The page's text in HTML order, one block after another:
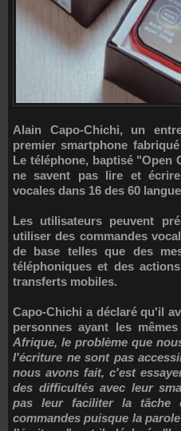
Alain Capo-Chichi, un
premier smartphone
Le téléphone, baptisé "Open
ne savent pas lire et
vocales dans 16 des 60
Les utilisateurs peuvent
utiliser des commandes
de base telles que des
téléphoniques et des
transferts mobiles.
Capo-Chichi a déclaré qu'il
personnes ayant les
Afrique, le problème que
l'écriture ne sont pas
nous avons fait, c'est
des difficultés avec leur
pas leur faciliter la tâche
commandes puisque la